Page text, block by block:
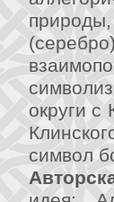
округи с
символ